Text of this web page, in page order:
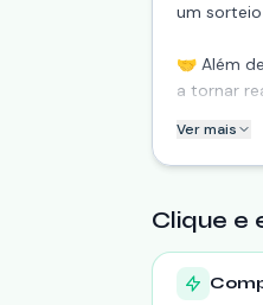
um
🤝 Além
a tornar
Ver mais
Clique e